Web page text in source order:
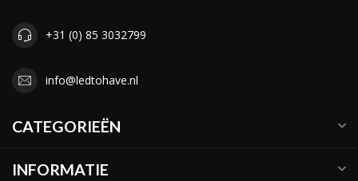
+31 (0) 85 3032799
info@ledtohave.nl
CATEGORIEËN
INFORMATIE